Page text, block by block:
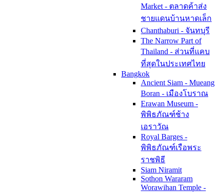
Market - ตลาดค้าส่ง
ชายแดนบ้านหาดเล็ก
Chanthaburi - จันทบุรี
The Narrow Part of
Thailand - ส่วนที่แคบ
ที่สุดในประเทศไทย
Bangkok
Ancient Siam - Mueang
Boran - เมืองโบราณ
Erawan Museum -
พิพิธภัณฑ์ช้าง
เอราวัณ
Royal Barges -
พิพิธภัณฑ์เรือพระ
ราชพิธี
Siam Niramit
Sothon Wararam
Worawihan Temple -